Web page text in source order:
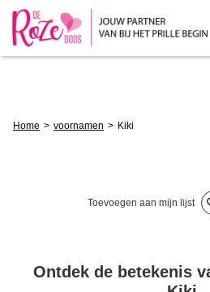
Home voornamen Kiki
Toevoegen aan mijn lijst
Ontdek de betekenis